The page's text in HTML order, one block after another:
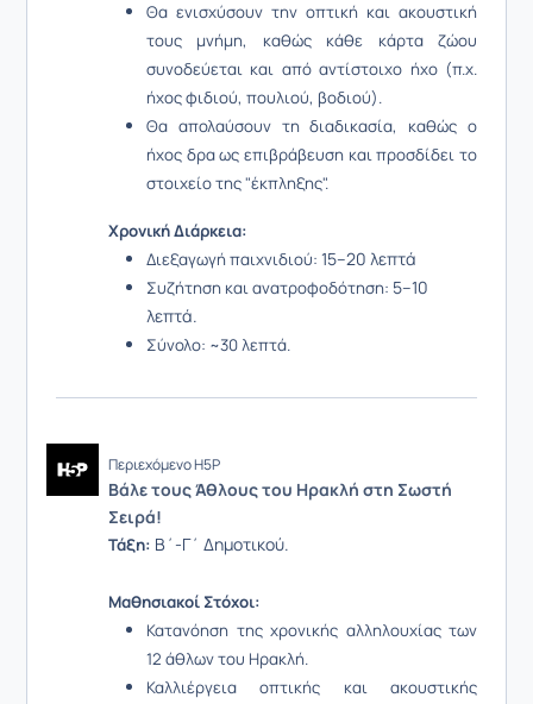
Θα ενισχύσουν την οπτική και ακουστική
τους μνήμη, καθώς κάθε κάρτα ζώου
συνοδεύεται και από αντίστοιχο ήχο (π.χ.
ήχος φιδιού, πουλιού, βοδιού).
Θα απολαύσουν τη διαδικασία, καθώς ο
ήχος δρα ως επιβράβευση και προσδίδει το
στοιχείο της "έκπληξης".
Χρονική Διάρκεια:
Διεξαγωγή παιχνιδιού: 15–20 λεπτά
Συζήτηση και ανατροφοδότηση: 5–10
λεπτά.
Σύνολο: ~30 λεπτά.
Περιεχόμενο H5P
Βάλε τους Άθλους του Ηρακλή στη Σωστή
Σειρά!
Τάξη: Β΄-Γ΄ Δημοτικού.
Μαθησιακοί Στόχοι:
Κατανόηση της χρονικής αλληλουχίας των
12 άθλων του Ηρακλή.
Καλλιέργεια οπτικής και ακουστικής